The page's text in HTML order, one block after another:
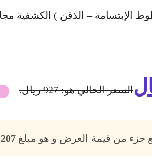
السعر الحالي هو: 927 ريال.
جزء من قيمة العرض و هو مبلغ207